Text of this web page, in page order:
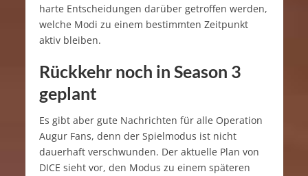
harte Entscheidungen darüber getroffen werden,
welche Modi zu einem bestimmten Zeitpunkt
aktiv bleiben.
Rückkehr noch in Season 3
geplant
Es gibt aber gute Nachrichten für alle Operation
Augur Fans, denn der Spielmodus ist nicht
dauerhaft verschwunden. Der aktuelle Plan von
DICE sieht vor, den Modus zu einem späteren